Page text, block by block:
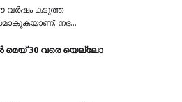
വര്‍ഷം കടുത്ത
നദ…
മെയ് 30 വരെ യെല്ലോ